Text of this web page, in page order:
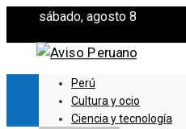
sábado, agosto 8
Perú
Cultura y ocio
Ciencia y tecnología